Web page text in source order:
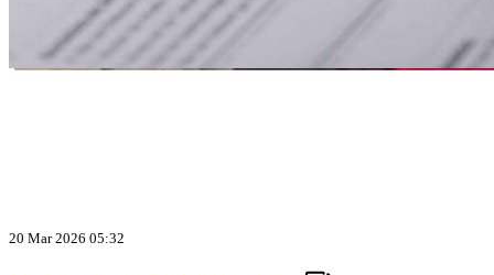
20 Mar 2026 05:32